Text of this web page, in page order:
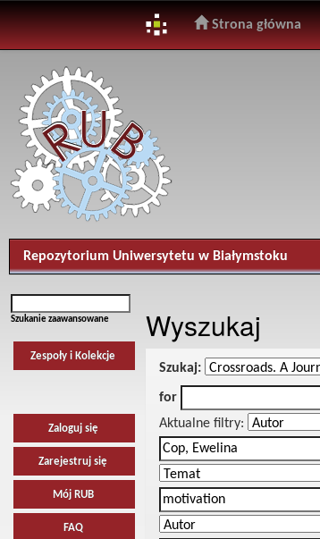
navigation
Strona główna
Repozytorium Uniwersytetu w Białymstoku
Szukanie zaawansowane
Zespoły i Kolekcje
Zaloguj się
Zarejestruj się
Mój RUB
FAQ
Wyszukaj
Szukaj:
for
Aktualne filtry: